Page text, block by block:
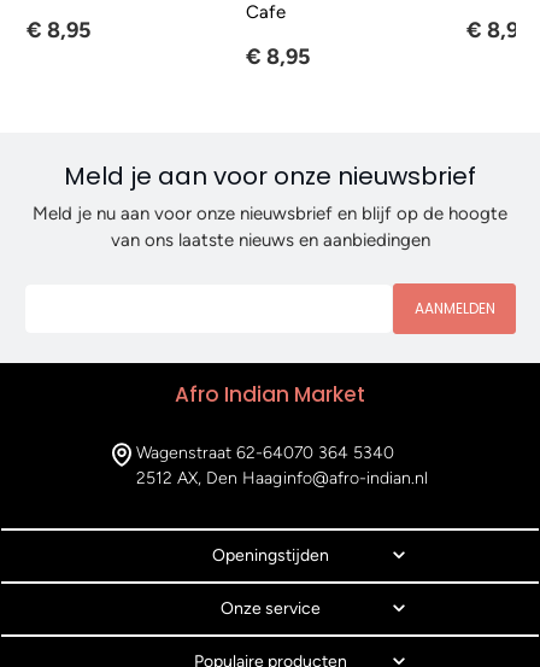
€ 8,95
Cafe
€ 8,95
€ 8,95
Meld je aan voor onze nieuwsbrief
Meld je nu aan voor onze nieuwsbrief en blijf op de hoogte
van ons laatste nieuws en aanbiedingen
AANMELDEN
Afro Indian Market
Wagenstraat 62-64
2512 AX, Den Haag
070 364 5340
info@afro-indian.nl
Openingstijden
Onze service
Populaire producten